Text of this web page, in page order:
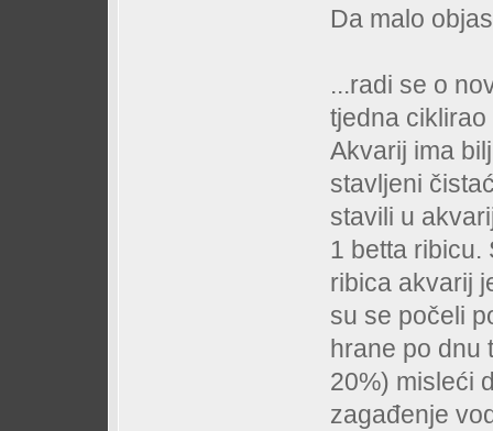
Da malo
...radi se o
tjedna
Akvarij ima
stavljeni
stavili u
1 betta ribicu.
ribica akvarij
su se počeli
hrane po dnu
20%) misleći
zagađenje